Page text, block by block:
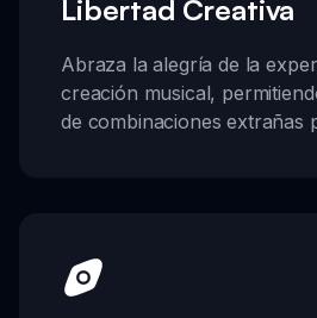
Libertad Creativa
Abraza la alegría de la
creación musical,
de combinaciones extrañas